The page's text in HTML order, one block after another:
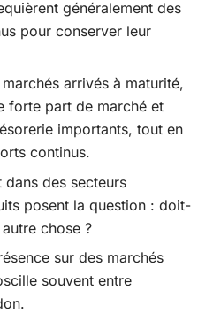
généralement des
pour conserver leur
arrivés à maturité,
forte part de marché et
importants, tout en
continus.
dans des secteurs
posent la question : doit-
chose ?
sur des marchés
souvent entre